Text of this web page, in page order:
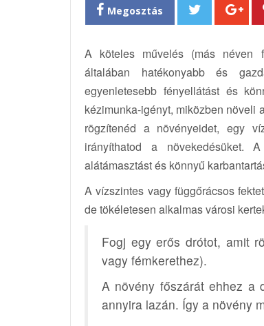
Megosztás
A köteles művelés (más néven
általában hatékonyabb és
egyenletesebb fényellátást és
kézimunka-igényt, miközben növeli
rögzítenéd a növényeidet, egy
irányíthatod a növekedésüket.
alátámasztást és könnyű
A vízszintes vagy függőrácsos
de tökéletesen alkalmas városi
Fogj egy erős drótot, amit
vagy fémkerethez).
A növény főszárát ehhez a
annyira lazán. Így a növény